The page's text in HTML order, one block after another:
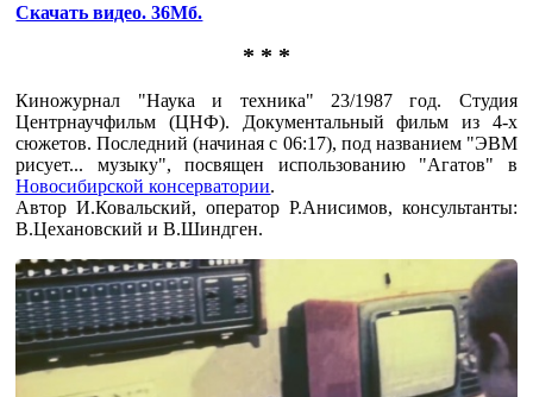
Скачать видео. 36Мб.
* * *
Киножурнал "Наука и техника" 23/1987 год. Студия
Центрнаучфильм (ЦНФ). Документальный фильм из 4-х
сюжетов. Последний (начиная с 06:17), под названием "ЭВМ
рисует... музыку", посвящен использованию "Агатов" в
Новосибирской консерватории.
Автор И.Ковальский, оператор Р.Анисимов, консультанты:
В.Цехановский и В.Шиндген.